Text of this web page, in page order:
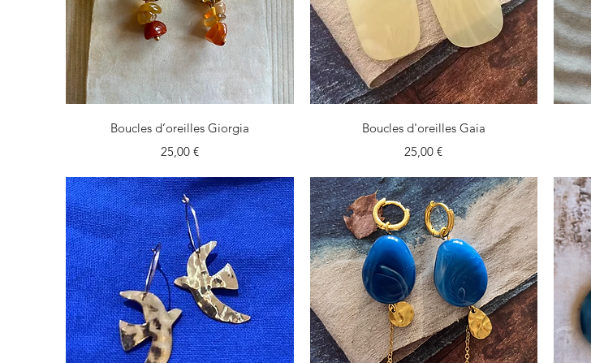
Aperçu rapide
Boucles d’oreilles Giorgia
Prix
25,00 €
Aperçu rapide
Boucles d'oreilles Gaia
Prix
25,00 €